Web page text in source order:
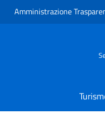
Amministrazione